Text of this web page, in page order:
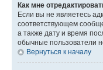
Как мне
Если вы не являетесь
соответствующем
а также дату и время
обычные пользователи
Вернуться к началу